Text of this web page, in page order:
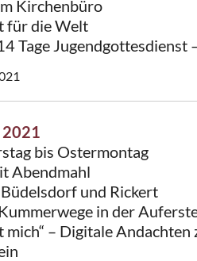
Kirchenbüro
für die Welt
Tage Jugendgottesdienst
bis Ostermontag
Abendmahl
Büdelsdorf und Rickert
in der
mich“ – Digitale Andachten